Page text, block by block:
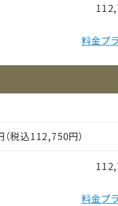
間（償却年月数）
料金プ
税込112,750円）
料金プ